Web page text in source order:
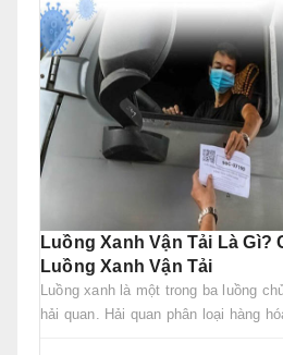
Luồng Xanh Vận Tải Là Gì?
Luồng Xanh Vận Tải
Luồng xanh là một trong ba luồng
hải quan. Hải quan phân loại hàng